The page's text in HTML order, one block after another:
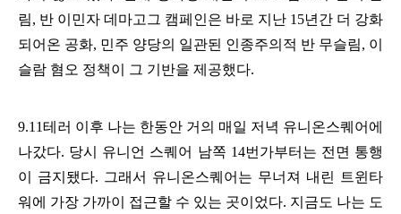
림, 반 이민자 데마고그 캠페인은 바로 지난 15년간 더 강화
되어온 공화, 민주 양당의 일관된 인종주의적 반 무슬림, 이
슬람 혐오 정책이 그 기반을 제공했다.
9.11테러 이후 나는 한동안 거의 매일 저녁 유니온스퀘어에
나갔다. 당시 유니언 스퀘어 남쪽 14번가부터는 전면 통행
이 금지됐다. 그래서 유니온스퀘어는 무너져 내린 트윈타
워에 가장 가까이 접근할 수 있는 곳이었다. 지금도 나는 도